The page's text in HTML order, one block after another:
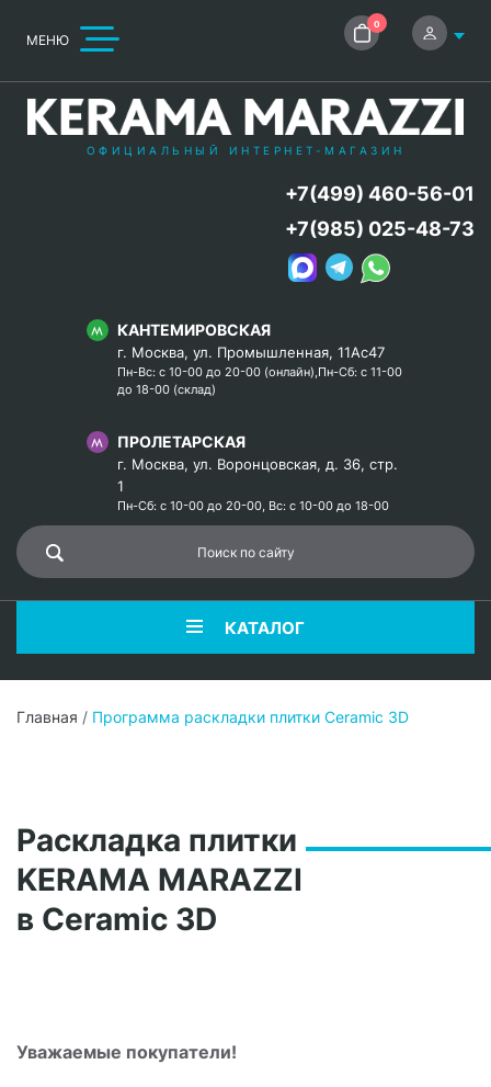
МЕНЮ
0
ОФИЦИАЛЬНЫЙ ИНТЕРНЕТ-МАГАЗИН
КАНТЕМИРОВСКАЯ
г. Москва, ул. Промышленная, 11Ас47
Пн-Вс: с 10-00 до 20-00 (онлайн),Пн-Сб: с 11-00
до 18-00 (склад)
ПРОЛЕТАРСКАЯ
г. Москва, ул. Воронцовская, д. 36, стр.
1
Пн-Сб: с 10-00 до 20-00, Вс: с 10-00 до 18-00
+7(499) 460-56-01
+7(985) 025-48-73
КАТАЛОГ
Главная / Программа раскладки плитки Ceramic 3D
Раскладка плитки
KERAMA MARAZZI
в Ceramic 3D
Уважаемые покупатели!